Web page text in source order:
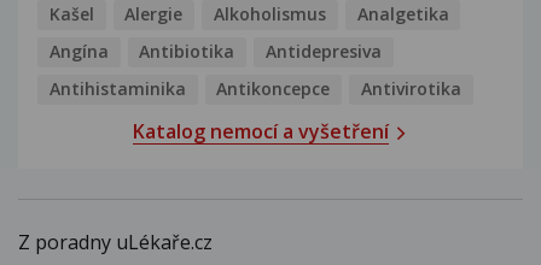
Kašel Alergie Alkoholismus
Analgetika
Angína
Antibiotika
Antidepresiva
Antihistaminika
Antikoncepce Antivirotika
Katalog nemocí a vyšetření
Z poradny uLékaře.cz